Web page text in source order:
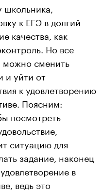
школьника,
к ЕГЭ в долгий
качества, как
Но все
можно сменить
и уйти от
к удовлетворению
Поясним:
посмотреть
ситуацию для
задание, наконец
в
ведь это